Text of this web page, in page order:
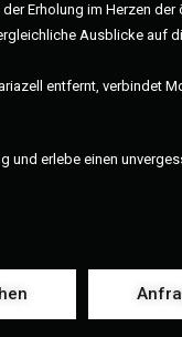
Erholung im Herzen
Ausblicke auf
entfernt, verbindet
und erlebe einen